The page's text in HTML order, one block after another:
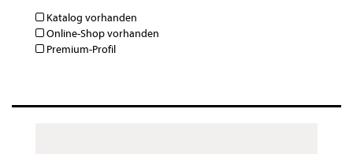
Katalog vorhanden
Online-Shop vorhanden
Premium-Profil